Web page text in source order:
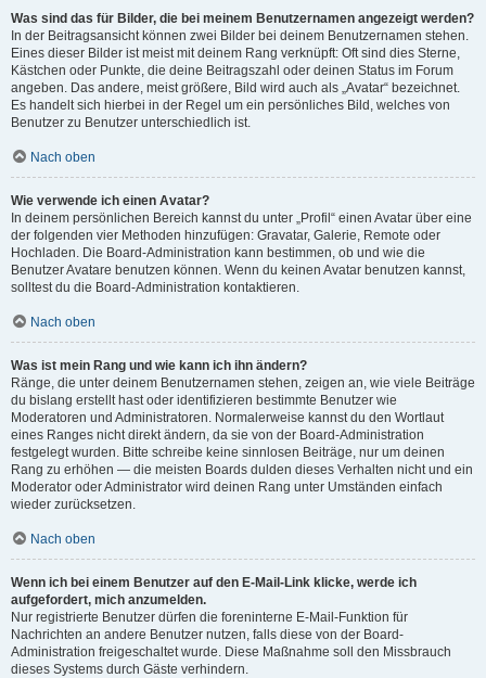
Was sind das für Bilder, die bei meinem Benutzernamen angezeigt werden?
In der Beitragsansicht können zwei Bilder bei deinem Benutzernamen stehen.
Eines dieser Bilder ist meist mit deinem Rang verknüpft: Oft sind dies Sterne,
Kästchen oder Punkte, die deine Beitragszahl oder deinen Status im Forum
angeben. Das andere, meist größere, Bild wird auch als „Avatar“ bezeichnet.
Es handelt sich hierbei in der Regel um ein persönliches Bild, welches von
Benutzer zu Benutzer unterschiedlich ist.
Nach oben
Wie verwende ich einen Avatar?
In deinem persönlichen Bereich kannst du unter „Profil“ einen Avatar über eine
der folgenden vier Methoden hinzufügen: Gravatar, Galerie, Remote oder
Hochladen. Die Board-Administration kann bestimmen, ob und wie die
Benutzer Avatare benutzen können. Wenn du keinen Avatar benutzen kannst,
solltest du die Board-Administration kontaktieren.
Nach oben
Was ist mein Rang und wie kann ich ihn ändern?
Ränge, die unter deinem Benutzernamen stehen, zeigen an, wie viele Beiträge
du bislang erstellt hast oder identifizieren bestimmte Benutzer wie
Moderatoren und Administratoren. Normalerweise kannst du den Wortlaut
eines Ranges nicht direkt ändern, da sie von der Board-Administration
festgelegt wurden. Bitte schreibe keine sinnlosen Beiträge, nur um deinen
Rang zu erhöhen — die meisten Boards dulden dieses Verhalten nicht und ein
Moderator oder Administrator wird deinen Rang unter Umständen einfach
wieder zurücksetzen.
Nach oben
Wenn ich bei einem Benutzer auf den E-Mail-Link klicke, werde ich
aufgefordert, mich anzumelden.
Nur registrierte Benutzer dürfen die foreninterne E-Mail-Funktion für
Nachrichten an andere Benutzer nutzen, falls diese von der Board-
Administration freigeschaltet wurde. Diese Maßnahme soll den Missbrauch
dieses Systems durch Gäste verhindern.